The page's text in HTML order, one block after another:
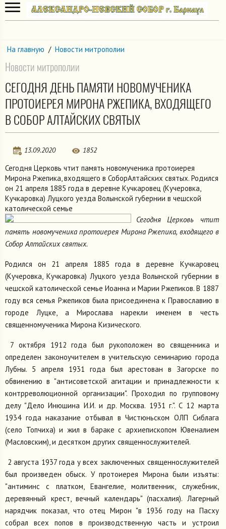
На главную / Новости митрополии
Новости митрополии
СЕГОДНЯ ДЕНЬ ПАМЯТИ НОВОМУЧЕНИКА
ПРОТОИЕРЕЯ МИРОНА РЖЕПИКА, ВХОДЯЩЕГО
В СОБОР АЛТАЙСКИХ СВЯТЫХ
13.09.2020 1852
Сегодня Церковь чтит память новомученика протоиерея
Мирона Ржепика, входящего в СоборАлтайских святых. Родился
он 21 апреля 1885 года в деревне Кучкаровец (Кучеровка,
Кучкаровка) Луцкого уезда Волынской губернии в чешской
католической семье
Сегодня Церковь чтит
память новомученика протоиерея Мирона Ржепика, входящего в
Собор Алтайских святых.
Родился он 21 апреля 1885 года в деревне Кучкаровец
(Кучеровка, Кучкаровка) Луцкого уезда Волынской губернии в
чешской католической семье Иоанна и Марии Ржепиков. В 1887
году вся семья Ржепиков была присоединена к Православию в
городе Луцке, а Мирослава нарекли именем в честь
священномученика Мирона Кизического.
7 октября 1912 года был рукоположен во священника и
определен законоучителем в учительскую семинарию города
Лубны. 5 апреля 1931 года был арестован в Загорске по
обвинению в "антисоветской агитации и принадлежности к
контрреволюционной организации". Проходил по групповому
делу "Дело Инюшина И.И. и др. Москва. 1931 г.". С 12 марта
1934 года наказание отбывал в Чистюньском ОЛП Сиблага
(село Топчиха) и жил в бараке с архиепископом Ювеналием
(Масловским), и десятком других священнослужителей.
2 августа 1937 года у всех заключенных священнослужителей
был произведен обыск. У протоиерея Мирона были изъяты:
"антиминс с платком, Евангелие, молитвенник, служебник,
деревянный крест, вечный календарь" (пасхалия). Лагерный
нарядчик показал, что отец Мирон "в 1936 году на Пасху
собрал всех попов в производственную часть и устроил